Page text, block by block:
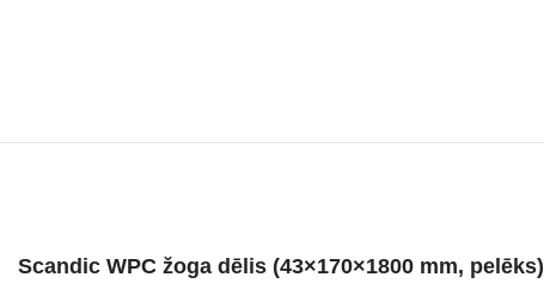
Scandic WPC žoga dēlis (43×170×1800 mm, pelēks)